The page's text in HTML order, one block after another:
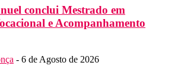
conclui Mestrado em
e Acompanhamento
- 6 de Agosto de 2026